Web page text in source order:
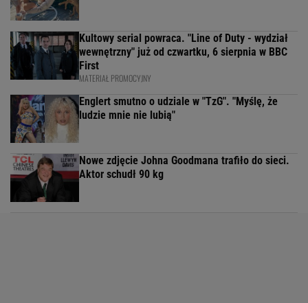
Kultowy serial powraca. "Line of Duty - wydział
wewnętrzny" już od czwartku, 6 sierpnia w BBC
First
MATERIAŁ PROMOCYJNY
Englert smutno o udziale w "TzG". "Myślę, że
ludzie mnie nie lubią"
Nowe zdjęcie Johna Goodmana trafiło do sieci.
Aktor schudł 90 kg